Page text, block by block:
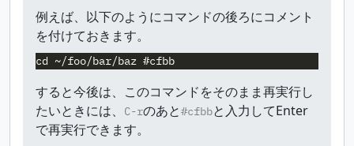
例えば、以下のようにコマンドの後ろにコメント
を付けておきます。
すると今後は、このコマンドをそのまま再実行し
たいときには、
C-rのあと#cfbbと入力してEnter
で再実行できます。